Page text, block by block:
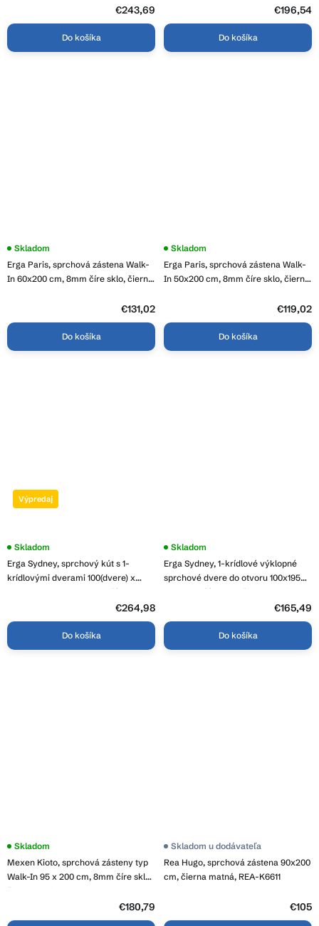
€243,69
Do košíka
€196,54
Do košíka
Erga Paris, sprchová zástena Walk-
In 60x200 cm, 8mm číre sklo, čierny
Skladom
€131,02
Do košíka
Erga Paris, sprchová zástena Walk-
In 50x200 cm, 8mm číre sklo, čierny
Skladom
€119,02
Do košíka
Výpredaj
Erga Sydney, sprchový kút s 1-
krídlovými dverami 100(dvere) x
100(stena) x 195 cm, 6mm číre sklo,
chrómový profil, ERG-V02-SYDNEY-
D100G100-CR
Skladom
€264,98
Do košíka
Erga Sydney, 1-krídlové výklopné
sprchové dvere do otvoru 100x195
cm, 6mm číre sklo, čierny profil,
ERG-V02-SYDNEY-D100-BK
Skladom
€165,49
Do košíka
Mexen Kioto, sprchová zásteny typ
Walk-In 95 x 200 cm, 8mm číre sklo,
čierny profil, 800-095-101-70-00
Skladom
€180,79
Rea Hugo, sprchová zástena 90x200
cm, čierna matná, REA-K6611
Skladom u dodávateľa
€105